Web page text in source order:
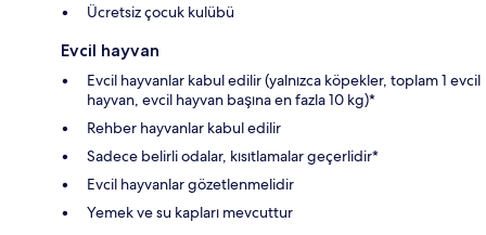
Ücretsiz çocuk kulübü
Evcil hayvan
Evcil hayvanlar kabul edilir (yalnızca köpekler, toplam 1 evcil
hayvan, evcil hayvan başına en fazla 10 kg)*
Rehber hayvanlar kabul edilir
Sadece belirli odalar, kısıtlamalar geçerlidir*
Evcil hayvanlar gözetlenmelidir
Yemek ve su kapları mevcuttur